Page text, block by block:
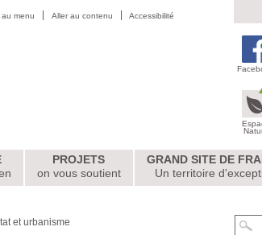
au menu Aller au contenu Accessibilité
PROJETS
on vous soutient
GRAND SITE DE
Un territoire
et urbanisme